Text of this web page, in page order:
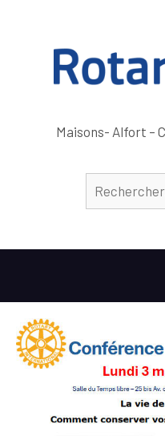
Maisons- Alfort –